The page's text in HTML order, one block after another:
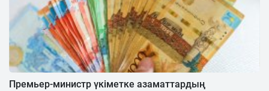
Премьер-министр үкіметке азаматтардың